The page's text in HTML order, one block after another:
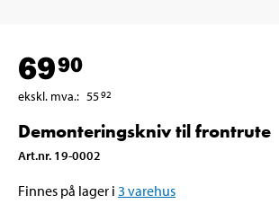
6990
ekskl. mva.: 5592
Demonteringskniv til frontrute
Art.nr. 19-0002
Finnes på lager i 3 varehus